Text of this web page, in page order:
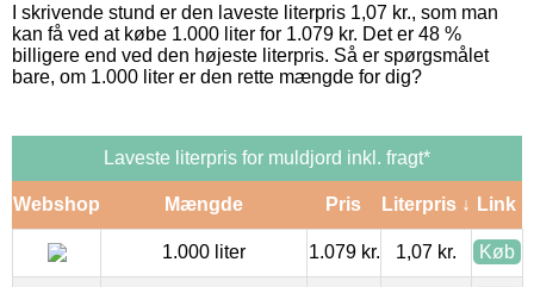
I skrivende stund er den laveste literpris 1,07 kr., som man
kan få ved at købe 1.000 liter for 1.079 kr. Det er 48 %
billigere end ved den højeste literpris. Så er spørgsmålet
bare, om 1.000 liter er den rette mængde for dig?
Laveste literpris for muldjord inkl. fragt*
Webshop Mængde Pris Literpris ↓ Link
1.000 liter 1.079 kr. 1,07 kr. Køb